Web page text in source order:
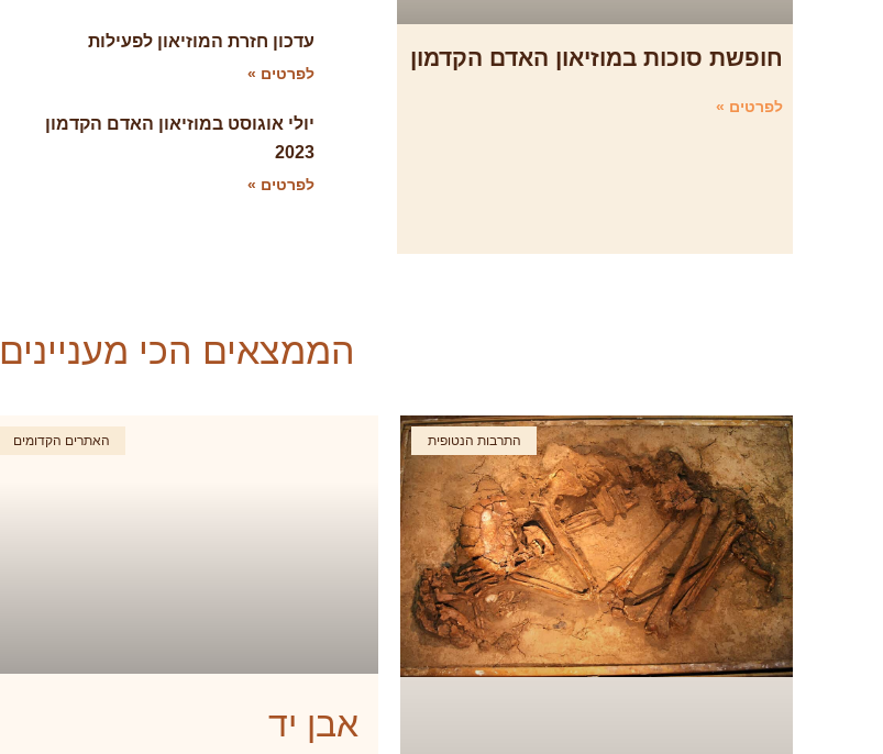
חופשת סוכות במוזיאון האדם הקדמון
לפרטים »
עדכון חזרת המוזיאון לפעילות
לפרטים »
יולי אוגוסט במוזיאון האדם הקדמון
2023
לפרטים »
הממצאים הכי מעניינים
התרבות הנטופית האתרים הקדומים
אבן יד